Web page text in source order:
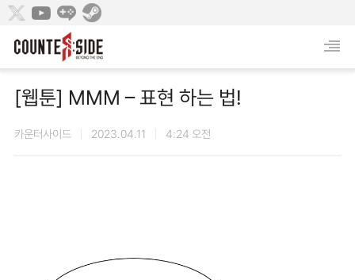
[웹툰] MMM – 표현 하는 법!
카운터사이드 2023.04.11 4:24 오전